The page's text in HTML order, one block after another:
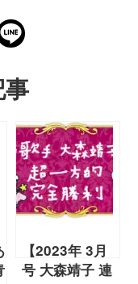
【2023年 3月
号 大森靖子 連